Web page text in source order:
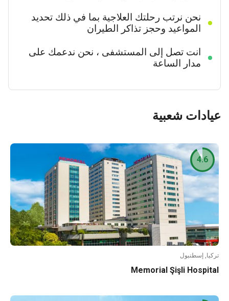
نحن نرتب رحلتك العلاجية بما في ذلك تحديد
المواعيد وحجز تذاكر الطيران
انت تصل إلى المستشفى ، نحن ندعمك على
مدار الساعة
عيادات شعبية
تركيا, إسطنبول
Memorial Şişli Hospital
4.6